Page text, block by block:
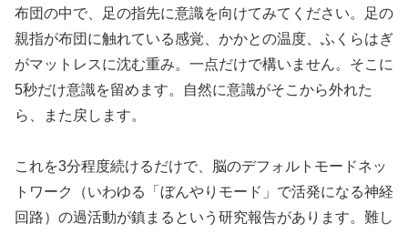
布団の中で、足の指先に意識を向けてみてください。足の
親指が布団に触れている感覚、かかとの温度、ふくらはぎ
がマットレスに沈む重み。一点だけで構いません。そこに
5秒だけ意識を留めます。自然に意識がそこから外れた
ら、また戻します。
これを3分程度続けるだけで、脳のデフォルトモードネッ
トワーク（いわゆる「ぼんやりモード」で活発になる神経
回路）の過活動が鎮まるという研究報告があります。難し